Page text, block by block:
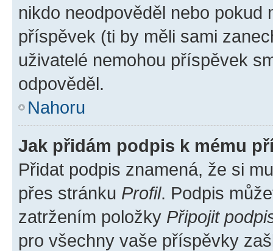
nikdo neodpověděl nebo pokud
příspěvek (ti by měli sami
uživatelé nemohou příspěvek
odpověděl.
Nahoru
Jak přidám podpis k mému
Přidat podpis znamená, že si
přes stránku Profil. Podpis
zatržením položky Připojit
pro všechny vaše příspěvky